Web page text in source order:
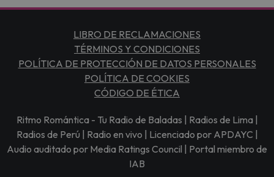
LIBRO DE RECLAMACIONES
TÉRMINOS Y CONDICIONES
POLÍTICA DE PROTECCIÓN DE DATOS PERSONALES
POLÍTICA DE COOKIES
CÓDIGO DE ÉTICA
Ritmo Romántica - Tu Radio de Baladas | Radios de Lima |
Radios de Perú | Radio en vivo | Licenciado por APDAYC |
Audio auditado por Media Ratings Council | Portal miembro de
IAB